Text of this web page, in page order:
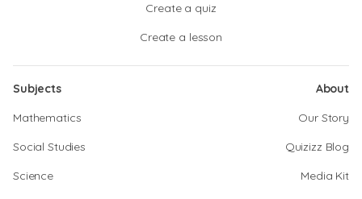
Create a quiz
Create a lesson
Subjects
Mathematics
Social Studies
Science
About
Our Story
Quizizz Blog
Media Kit